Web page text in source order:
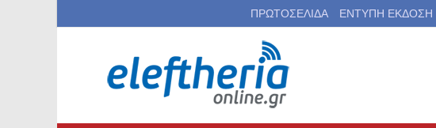
ΠΡΩΤΟΣΕΛΙΔΑ ΕΝΤΥΠΗ ΕΚΔΟΣΗ